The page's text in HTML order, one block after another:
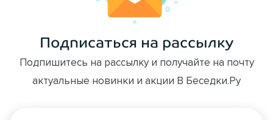
Подписаться на рассылку
Подпишитесь на рассылку и получайте на почту
актуальные новинки и акции В Беседки.Ру